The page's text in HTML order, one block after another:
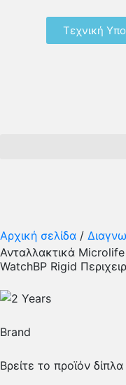
Τεχνική
Αρχική σελίδα /
Ανταλλακτικά Microlife
WatchBP Rigid
Brand
Βρείτε το προϊόν